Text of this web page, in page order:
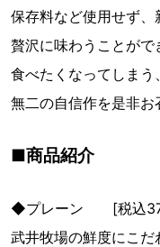
保存料など使用せず
贅沢に味わうことがで
食べたくなってしま
無二の自信作を是非お
■商品紹介
◆プレーン [税込
武井牧場の鮮度にこ